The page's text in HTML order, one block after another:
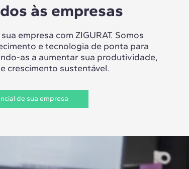
às empresas
empresa com ZIGURAT. Somos
e tecnologia de ponta para
as a aumentar sua produtividade,
crescimento sustentável.
de sua empresa